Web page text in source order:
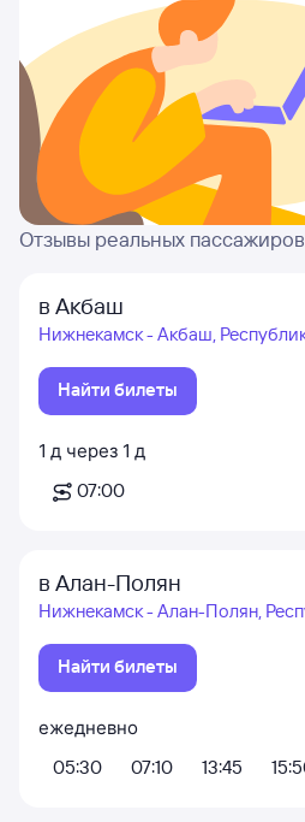
Отзывы реальных пассажиров
в Акбаш
Нижнекамск - Акбаш,
Найти билеты
1 д через 1 д
07:00
в Алан-Полян
Нижнекамск - Алан-Полян,
Найти билеты
ежедневно
05:30
07:10 13:45